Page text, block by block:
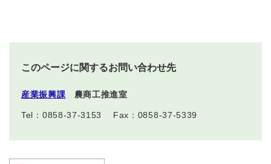
このページに関するお問い合わせ先
産業振興課 農商工推進室
Tel：0858-37-3153 Fax：0858-37-5339